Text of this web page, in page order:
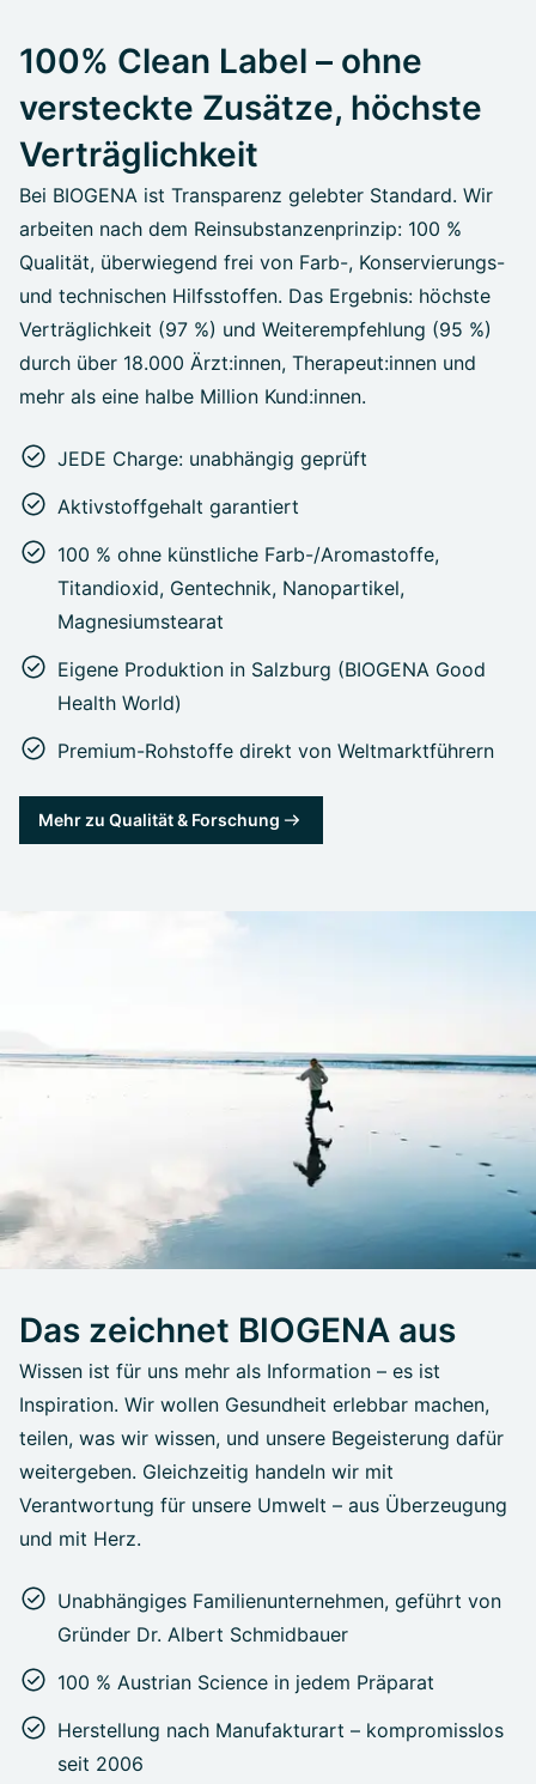
100% Clean Label – ohne
versteckte Zusätze, höchste
Verträglichkeit
Bei BIOGENA ist Transparenz gelebter Standard. Wir
arbeiten nach dem Reinsubstanzenprinzip: 100 %
Qualität, überwiegend frei von Farb-, Konservierungs-
und technischen Hilfsstoffen. Das Ergebnis: höchste
Verträglichkeit (97 %) und Weiterempfehlung (95 %)
durch über 18.000 Ärzt:innen, Therapeut:innen und
mehr als eine halbe Million Kund:innen.
JEDE Charge: unabhängig geprüft
Aktivstoffgehalt garantiert
100 % ohne künstliche Farb-/Aromastoffe,
Titandioxid, Gentechnik, Nanopartikel,
Magnesiumstearat
Eigene Produktion in Salzburg (BIOGENA Good
Health World)
Premium-Rohstoffe direkt von Weltmarktführern
Mehr zu Qualität & Forschung
Das zeichnet BIOGENA aus
Wissen ist für uns mehr als Information – es ist
Inspiration. Wir wollen Gesundheit erlebbar machen,
teilen, was wir wissen, und unsere Begeisterung dafür
weitergeben. Gleichzeitig handeln wir mit
Verantwortung für unsere Umwelt – aus Überzeugung
und mit Herz.
Unabhängiges Familienunternehmen, geführt von
Gründer Dr. Albert Schmidbauer
100 % Austrian Science in jedem Präparat
Herstellung nach Manufakturart – kompromisslos
seit 2006